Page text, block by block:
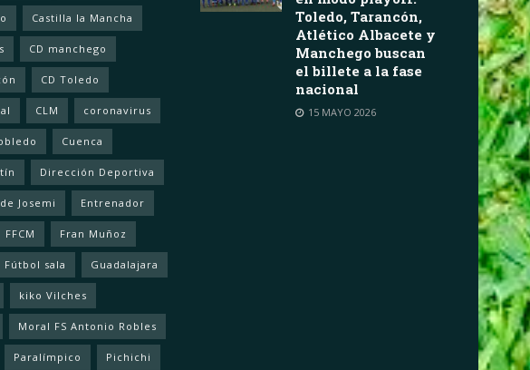
Castilla la Mancha
CD manchego
CD Toledo
CLM coronavirus
Cuenca
Dirección Deportiva
Josemi Entrenador
FFCM Fran Muñoz
Fútbol sala Guadalajara
kiko Vilches
Moral FS Antonio Robles
Paralímpico Pichichi
Toledo, Tarancón,
Atlético Albacete y
Manchego buscan
el billete a la fase
nacional
15 MAYO 2026